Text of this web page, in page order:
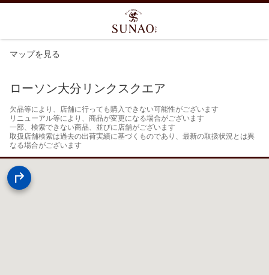
マップを見る
ローソン大分リンクスクエア
欠品等により、店舗に行っても購入できない可能性がございます
リニューアル等により、商品が変更になる場合がございます
一部、検索できない商品、並びに店舗がございます
取扱店舗検索は過去の出荷実績に基づくものであり、最新の取扱状況とは異
なる場合がございます